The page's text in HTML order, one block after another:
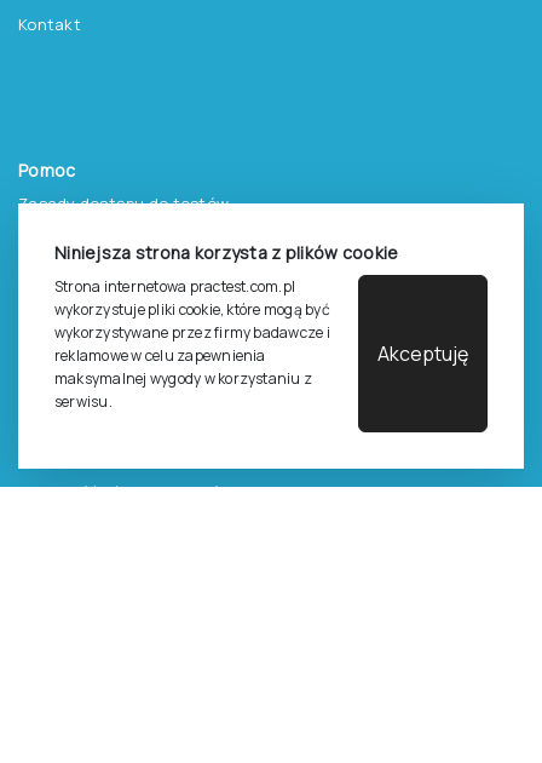
Niniejsza strona korzysta z plików cookie
Strona internetowa practest.com.pl
wykorzystuje pliki cookie, które mogą być
wykorzystywane przez firmy badawcze i
reklamowe w celu zapewnienia
maksymalnej wygody w korzystaniu z
serwisu.
Akceptuję
Kontakt
Pomoc
Zasady dostępu do testów
Zasady sprzedaży testów i książek
Zasady sprzedaży e-testów
Cennik i katalog
Zasady zapisów na szkolenia
Dla studentów i doktorantów
Legalność używana testów